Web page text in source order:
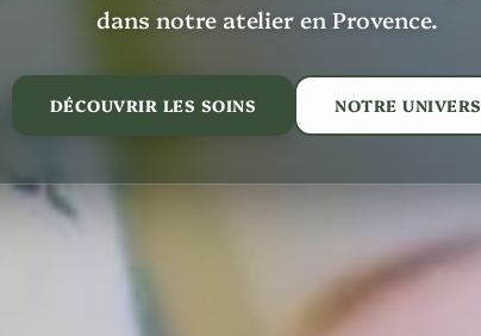
dans notre atelier en Provence.
DÉCOUVRIR LES SOINS NOTRE UNIVERS